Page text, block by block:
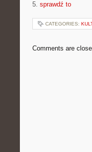
5. sprawdź to
CATEGORIES:
Comments are